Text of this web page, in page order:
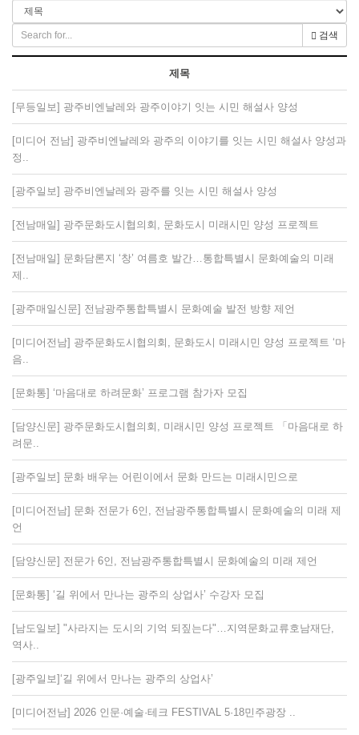
검색
제목
[무등일보] 광주비엔날레와 광주이야기 잇는 시민 해설사 양성
[미디어 전남] 광주비엔날레와 광주의 이야기를 잇는 시민 해설사 양성과
정..
[광주일보] 광주비엔날레와 광주를 잇는 시민 해설사 양성
[전남매일] 광주문화도시협의회, 문화도시 미래시민 양성 프로젝트
[전남매일] 문화담론지 ‘창’ 여름호 발간…통합특별시 문화예술의 미래
제..
[광주매일신문] 전남광주통합특별시 문화예술 발전 방향 제언
[미디어전남] 광주문화도시협의회, 문화도시 미래시민 양성 프로젝트 ‘마
음..
[문화통] ‘마음대로 하려문화’ 프로그램 참가자 모집
[담양신문] 광주문화도시협의회, 미래시민 양성 프로젝트 「마음대로 하
려문..
[광주일보] 문화 배우는 어린이에서 문화 만드는 미래시민으로
[미디어전남] 문화 전문가 6인, 전남광주통합특별시 문화예술의 미래 제
언
[담양신문] 전문가 6인, 전남광주통합특별시 문화예술의 미래 제언
[문화통] ‘길 위에서 만나는 광주의 상업사’ 수강자 모집
[남도일보] "사라지는 도시의 기억 되짚는다"…지역문화교류호남재단,
역사..
[광주일보]‘길 위에서 만나는 광주의 상업사’
[미디어전남] 2026 인문·예술·테크 FESTIVAL 5·18민주광장 ..